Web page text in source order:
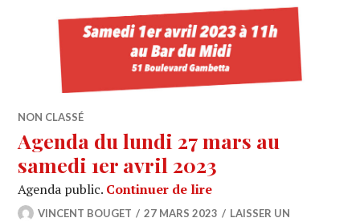
NON CLASSÉ
Agenda du lundi 27 mars au
samedi 1er avril 2023
Agenda public. Continuer de lireAgenda du lundi 27
VINCENT BOUGET 27 MARS 2023
LAISSER UN